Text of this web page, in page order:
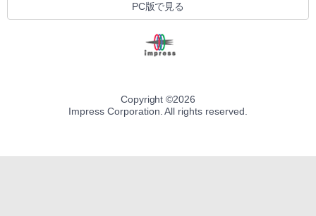
PC版で見る
Copyright ©2026
Impress Corporation. All rights reserved.